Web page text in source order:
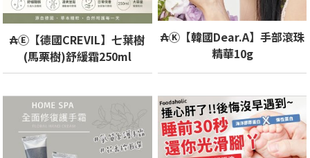
₳Ⓔ【德國CREVIL】七葉樹
(馬栗樹)舒緩霜250ml
₳Ⓚ【韓國Dear.A】手部滾珠
精華10g